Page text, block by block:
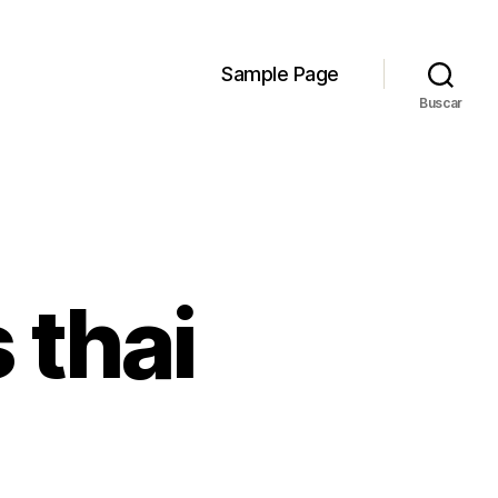
Sample Page
Buscar
thai